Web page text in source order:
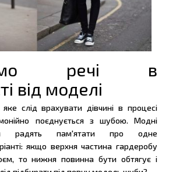
речі в
від моделі
слід врахувати дівчині в процесі
поєднується з шубою. Модні
радять пам'ятати про одне
якщо верхня частина гардеробу
то нижня повинна бути обтягує і